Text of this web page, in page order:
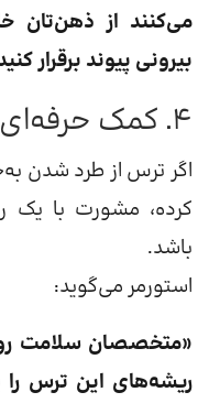
می‌کنند از ذهن‌تان
بیرونی پیوند برقرار
۴. کمک حرفه‌ای بگیرید
اگر ترس از طرد شدن
کرده، مشورت با یک
باشد.
استورمر می‌گوید:
«متخصصان سلامت
ریشه‌های این ترس را